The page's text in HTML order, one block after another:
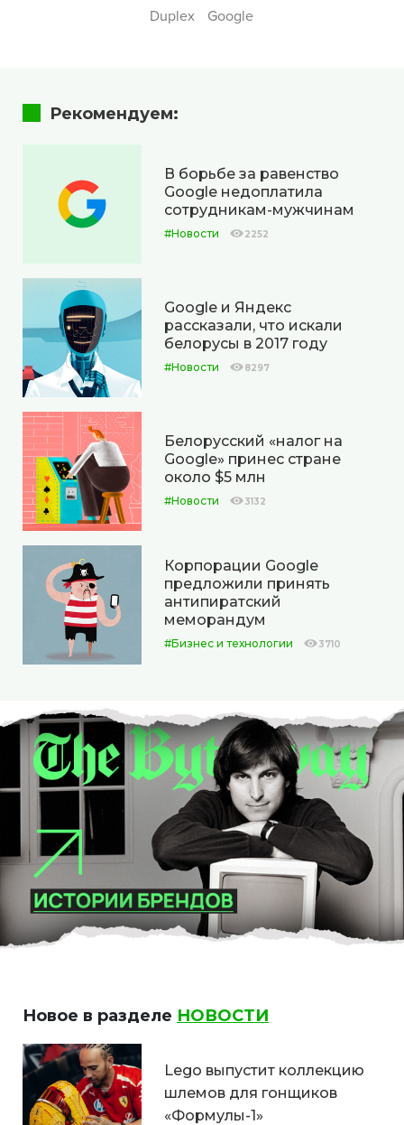
Duplex Google
Рекомендуем:
В борьбе за равенство
Google недоплатила
сотрудникам-мужчинам
#Новости 2252
Google и Яндекс
рассказали, что искали
белорусы в 2017 году
#Новости 8297
Белорусский «налог на
Google» принес стране
около $5 млн
#Новости 3132
Корпорации Google
предложили принять
антипиратский
меморандум
#Бизнес и технологии 3710
Новое в разделе НОВОСТИ
Lego выпустит коллекцию
шлемов для гонщиков
«Формулы-1»